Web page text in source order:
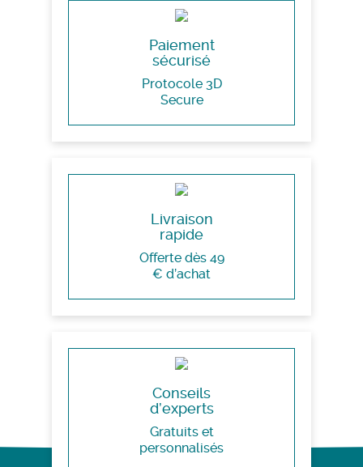
Paiement
sécurisé
Protocole 3D
Secure
Livraison
rapide
Offerte dès 49
€ d’achat
Conseils
d’experts
Gratuits et
personnalisés